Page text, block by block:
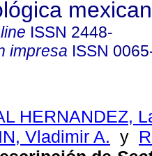
ISSN 2448-
impresa ISSN
HERNANDEZ,
Vladimir A. y